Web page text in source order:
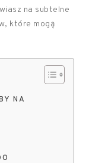
na subtelne
które mogą
NA